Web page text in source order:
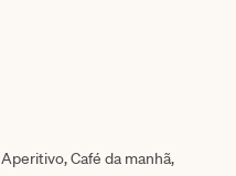
Café da manhã,